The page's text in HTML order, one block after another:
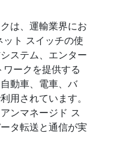
は、運輸業界にお
ト スイッチの使
ステム、エンター
ークを提供する
動車、電車、バ
用されています。
ンマネージド ス
タ転送と通信が実